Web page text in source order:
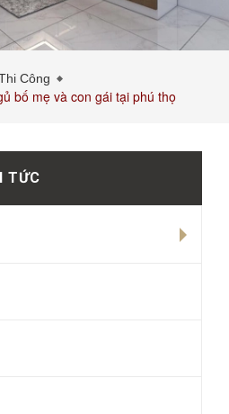
PHÒNG NGỦ TIN TỨC
Công
bố mẹ và con gái tại phú thọ
TỨC